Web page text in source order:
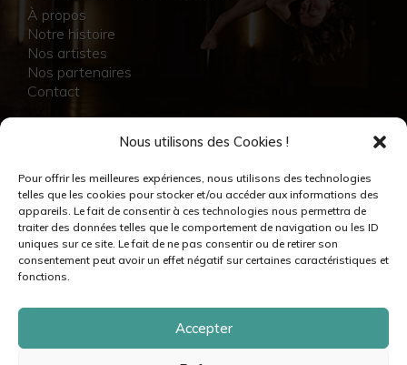
Nous utilisons des Cookies !
Pour offrir les meilleures expériences, nous utilisons des technologies
telles que les cookies pour stocker et/ou accéder aux informations des
appareils. Le fait de consentir à ces technologies nous permettra de
traiter des données telles que le comportement de navigation ou les ID
uniques sur ce site. Le fait de ne pas consentir ou de retirer son
consentement peut avoir un effet négatif sur certaines caractéristiques et
fonctions.
Accepter
À propos
Notre histoire
Nos artistes
Nos partenaires
Contact
NOS RÉALISATIONS
Immersion
Accompagnement artistique
Production créative
Danseuses et danseurs
Musiciennes et musiciens
Créatrices et créateurs